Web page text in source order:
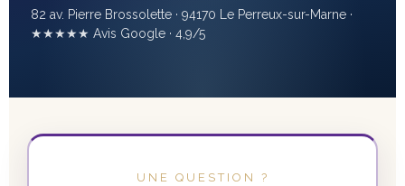
82 av. Pierre Brossolette · 94170 Le Perreux-sur-Marne ·
★★★★★ Avis Google · 4,9/5
UNE QUESTION ?